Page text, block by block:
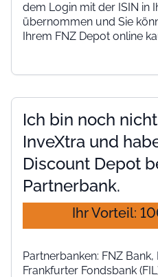
dem Login mit der ISIN in
übernommen und Sie
Ihrem FNZ Depot online
Ich bin noch
InveXtra und
Discount Depot
Partnerbank.
Ihr Vorteil:
Partnerbanken: FNZ
Frankfurter Fondsbank